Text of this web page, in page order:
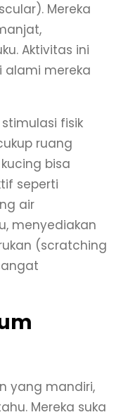
Mereka
Aktivitas ini
alami mereka
fisik
ruang
bisa
seperti
air
menyediakan
(scratching
yang mandiri,
Mereka suka